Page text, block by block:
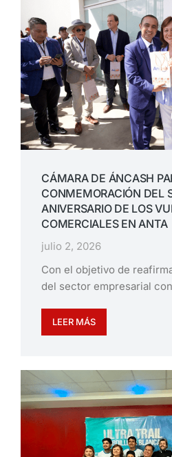
CÁMARA DE ÁNCASH
CONMEMORACIÓN DEL
ANIVERSARIO DE LOS
COMERCIALES EN ANTA
julio 2, 2026
Con el objetivo de
del sector empresarial
LEER MÁS